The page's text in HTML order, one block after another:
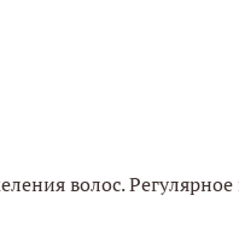
волос.